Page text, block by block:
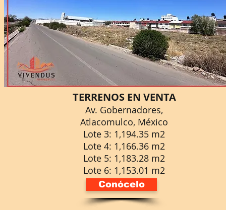
TERRENOS EN VENTA
Av. Gobernadores,
Atlacomulco, México
Lote 3: 1,194.35 m2
Lote 4: 1,166.36 m2
Lote 5: 1,183.28 m2
Lote 6: 1,153.01 m2
Conócelo